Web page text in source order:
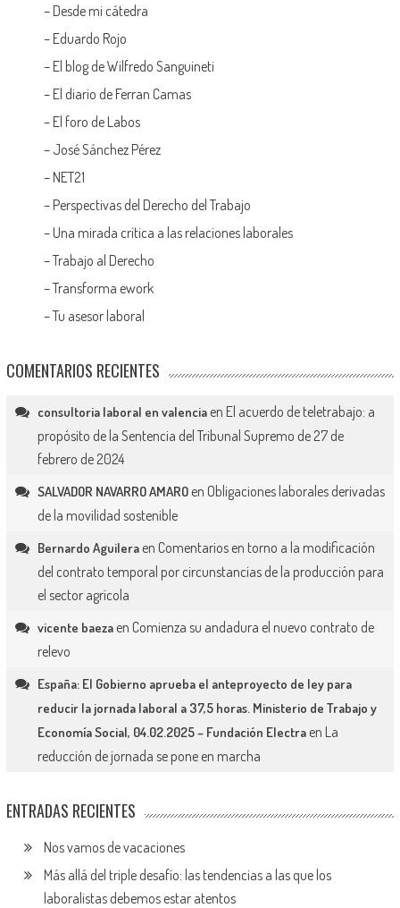
– Desde mi cátedra
– Eduardo Rojo
– El blog de Wilfredo Sanguineti
– El diario de Ferran Camas
– El foro de Labos
– José Sánchez Pérez
– NET21
– Perspectivas del Derecho del Trabajo
– Una mirada crítica a las relaciones laborales
–Trabajo al Derecho
–Transforma ework
–Tu asesor laboral
COMENTARIOS RECIENTES
consultoria laboral en valenciaen El acuerdo de teletrabajo: a
propósito de la Sentencia del Tribunal Supremo de 27 de
febrero de 2024
SALVADOR NAVARRO AMAROen Obligaciones laborales derivadas
de la movilidad sostenible
Bernardo Aguileraen Comentarios en torno a la modificación
del contrato temporal por circunstancias de la producción para
el sector agrícola
vicente baezaen Comienza su andadura el nuevo contrato de
relevo
España: El Gobierno aprueba el anteproyecto de ley para
reducir la jornada laboral a 37,5 horas. Ministerio de Trabajo y
Economía Social, 04.02.2025 – Fundación Electraen La
reducción de jornada se pone en marcha
ENTRADAS RECIENTES
Nos vamos de vacaciones
Más allá del triple desafío: las tendencias a las que los
laboralistas debemos estar atentos